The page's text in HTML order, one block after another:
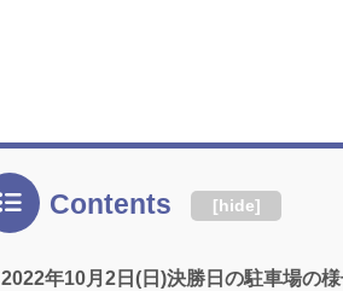
Contents [hide]
2022年10月2日(日)決勝日の駐車場の